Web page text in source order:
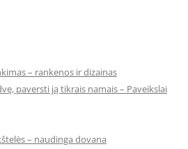
– rankenos ir dizainas
paversti ją tikrais namais – Paveikslai
– naudinga dovana